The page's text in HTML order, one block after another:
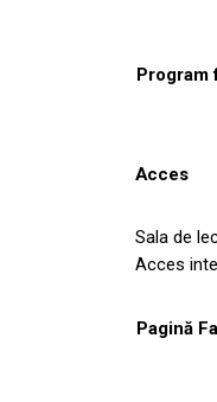
Program
Acces
Sala de
Acces
Pagină